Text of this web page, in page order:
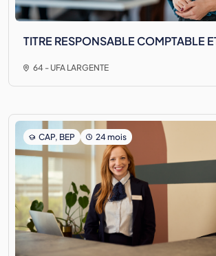
TITRE RESPONSABLE COMPTABLE
64 - UFA LARGENTE
CAP, BEP 24 mois